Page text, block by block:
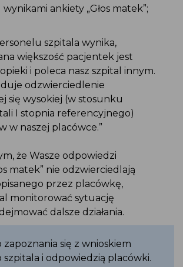
szpitala wynika,
odzwierciedlenie
się wysokiej (w stosunku
I stopnia referencyjnego) liczbie
placówce.”
że Wasze odpowiedzi w ankiecie
odzwierciedlają stanu rzeczy
w szpitalu i podejmować
się z wnioskiem